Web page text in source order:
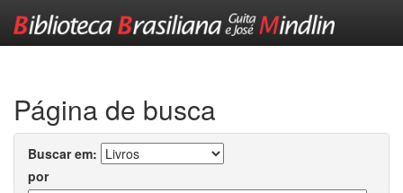
Página de busca
Buscar em:
por